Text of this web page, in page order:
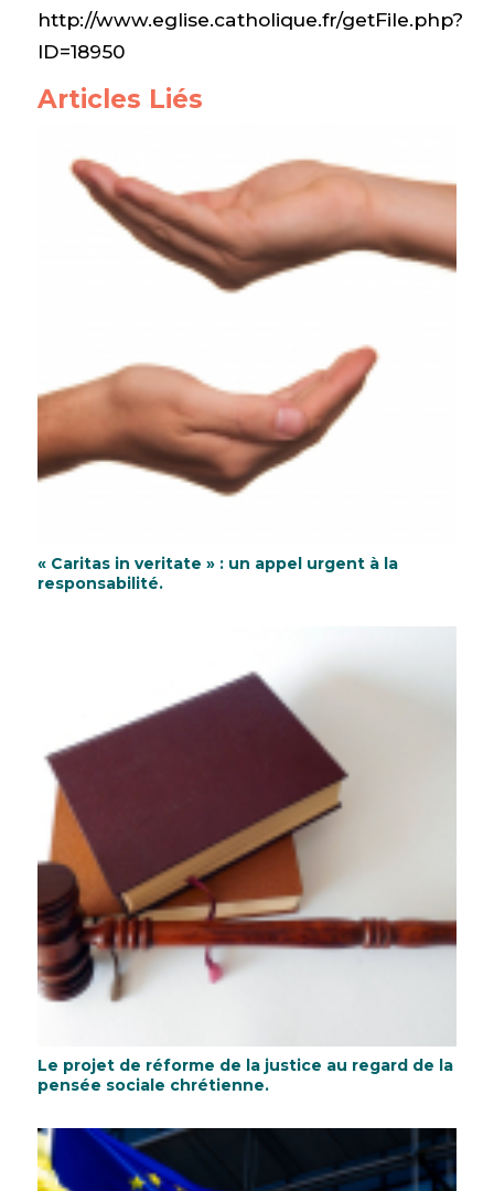
http://www.eglise.catholique.fr/getFile.php?
ID=18950
Articles Liés
« Caritas in veritate » : un appel urgent à la
responsabilité.
Le projet de réforme de la justice au regard de la
pensée sociale chrétienne.